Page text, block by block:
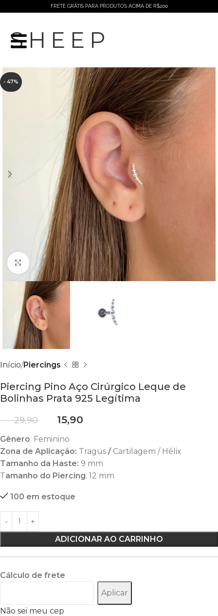
FRETE GRÁTIS PARA PRODUTOS ACIMA DE R$200
SHEEP
- 47%
Clique para ampliar
Início Piercings
Piercing Pino Aço Cirúrgico Leque de
Bolinhas Prata 925 Legítima
R$29,90 15,90
Gênero: Feminino
Zona de Aplicação: Tragus / Cartilagem / Hélix
Tamanho da Haste: 9 mm
Tamanho do Piercing: 12 mm
100 em estoque
ADICIONAR AO CARRINHO
Cálculo de frete
Aplicar
Não sei meu cep